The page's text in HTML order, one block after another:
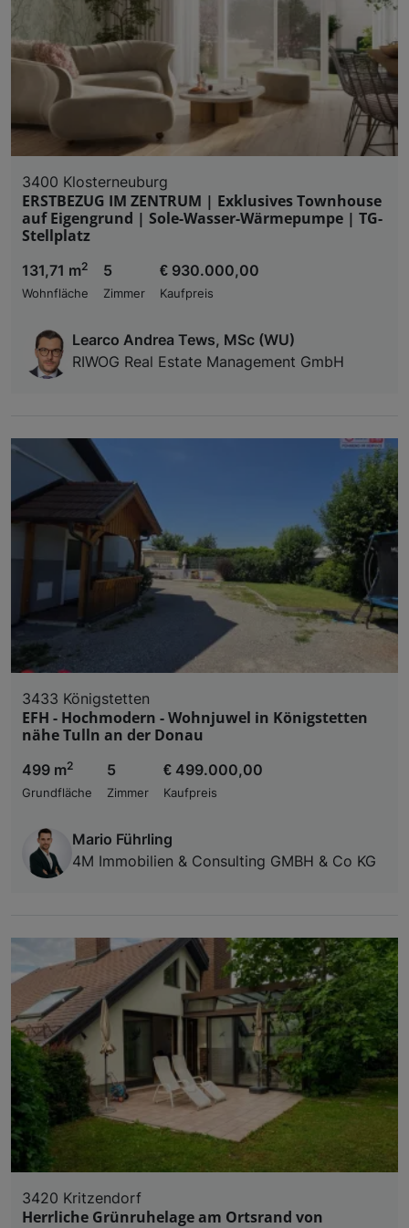
3400 Klosterneuburg
ERSTBEZUG IM ZENTRUM | Exklusives Townhouse
auf Eigengrund | Sole-Wasser-Wärmepumpe | TG-
Stellplatz
131,71 m2
Wohnfläche
5
Zimmer
€ 930.000,00
Kaufpreis
Learco Andrea Tews, MSc (WU)
RIWOG Real Estate Management GmbH
3433 Königstetten
EFH - Hochmodern - Wohnjuwel in Königstetten
nähe Tulln an der Donau
499 m2
Grundfläche
5
Zimmer
€ 499.000,00
Kaufpreis
Mario Führling
4M Immobilien & Consulting GMBH & Co KG
3420 Kritzendorf
Herrliche Grünruhelage am Ortsrand von